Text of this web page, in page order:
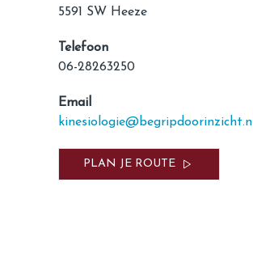
5591 SW Heeze
Telefoon
06-28263250
Email
kinesiologie@begripdoorinzicht.nl
PLAN JE ROUTE